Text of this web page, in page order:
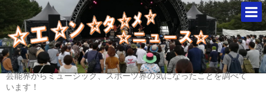
芸能界からミュージック、スポーツ界の気になったことを調べて
います！